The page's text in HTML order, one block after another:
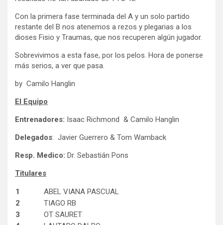
Con la primera fase terminada del A y un solo partido
restante del B nos atenemos a rezos y plegarias a los
dioses Fisio y Traumas, que nos recuperen algún jugador.
Sobrevivimos a esta fase, por los pelos. Hora de ponerse
más serios, a ver que pasa.
by Camilo Hanglin
El Equipo
Entrenadores: Isaac Richmond & Camilo Hanglin
Delegados: Javier Guerrero & Tom Wamback
Resp. Medico: Dr. Sebastián Pons
Titulares
1
ABEL VIANA PASCUAL
2
TIAGO RB
3
OT SAURET